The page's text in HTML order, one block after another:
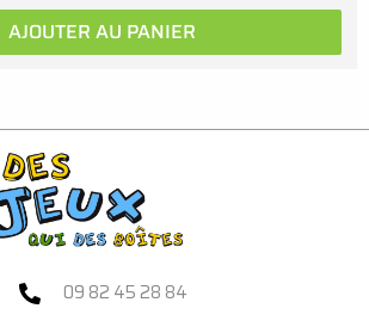
AJOUTER AU PANIER
09 82 45 28 84